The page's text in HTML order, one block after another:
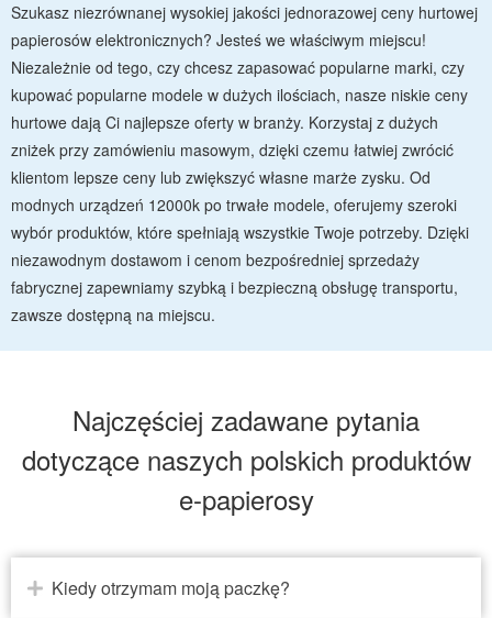
Szukasz niezrównanej wysokiej jakości jednorazowej ceny hurtowej
papierosów elektronicznych? Jesteś we właściwym miejscu!
Niezależnie od tego, czy chcesz zapasować popularne marki, czy
kupować popularne modele w dużych ilościach, nasze niskie ceny
hurtowe dają Ci najlepsze oferty w branży. Korzystaj z dużych
zniżek przy zamówieniu masowym, dzięki czemu łatwiej zwrócić
klientom lepsze ceny lub zwiększyć własne marże zysku. Od
modnych urządzeń 12000k po trwałe modele, oferujemy szeroki
wybór produktów, które spełniają wszystkie Twoje potrzeby. Dzięki
niezawodnym dostawom i cenom bezpośredniej sprzedaży
fabrycznej zapewniamy szybką i bezpieczną obsługę transportu,
zawsze dostępną na miejscu.
Najczęściej zadawane pytania
dotyczące naszych polskich produktów
e-papierosy
Kiedy otrzymam moją paczkę?